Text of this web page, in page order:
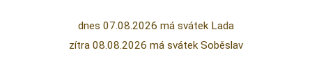
dnes 07.08.2026 má svátek Lada
zítra 08.08.2026 má svátek Soběslav